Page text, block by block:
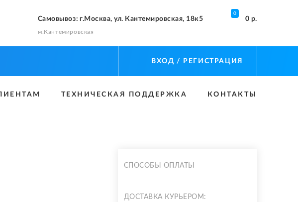
Самовывоз: г.Москва, ул. Кантемировская, 18к5
м.Кантемировская
0
0 р.
ВХОД/ РЕГИСТРАЦИЯ
ТЕХНИЧЕСКАЯ ПОДДЕРЖКА КОНТАКТЫ
СПОСОБЫ ОПЛАТЫ
ДОСТАВКА КУРЬЕРОМ: